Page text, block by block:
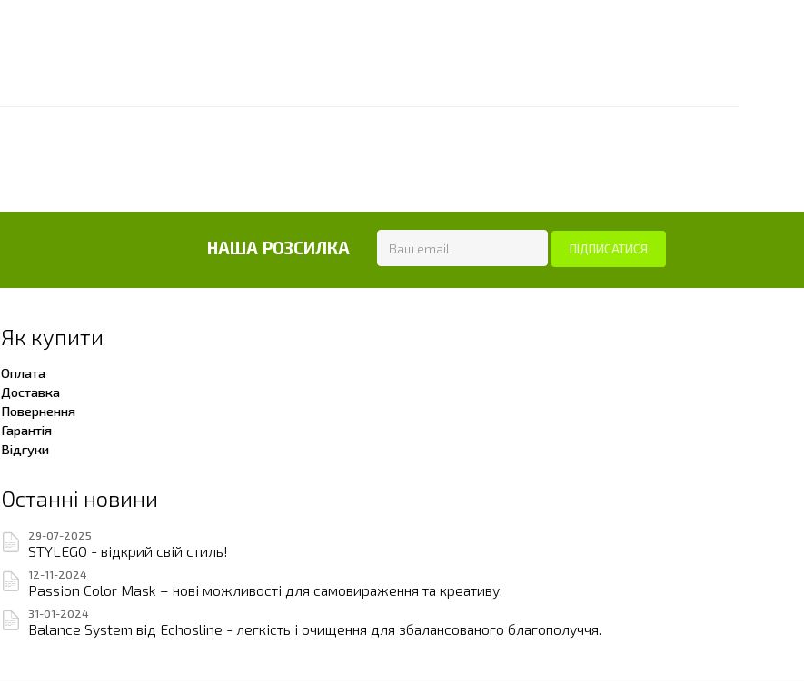
НАША РОЗСИЛКА
Як купити
Оплата
Доставка
Повернення
Гарантія
Відгуки
Останні новини
29-07-2025
STYLEGO - відкрий свій стиль!
12-11-2024
Passion Color Mask – нові можливості для самовираження та креативу.
31-01-2024
Balance System від Echosline - легкість і очищення для збалансованого благополуччя.